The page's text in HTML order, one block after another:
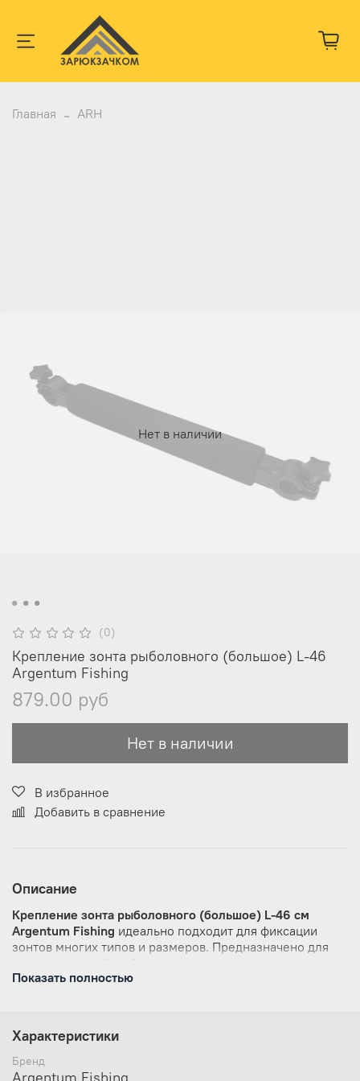
Главная ARH
Нет в наличии
(0)
Крепление зонта рыболовного (большое) L-46
Argentum Fishing
879.00 руб
Нет в наличии
В избранное
Добавить в сравнение
Описание
Крепление зонта рыболовного (большое) L-46 см
Argentum Fishing идеально подходит для фиксации
зонтов многих типов и размеров. Предназначено для
диаметром ног 25/36 мм (например, Волжанка,
Основа крепления - стальной каркас, покрытый мягким
износостойким неопреном. Система крепления
кногеизготовлена из армированного технического
Показать полностью
Характеристики
Бренд